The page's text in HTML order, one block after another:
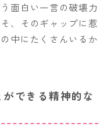
面白い一言の破壊力
、そのギャップに惹
中にたくさんいるか
できる精神的な